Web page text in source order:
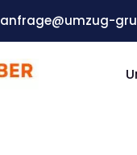
anfrage@umzug-